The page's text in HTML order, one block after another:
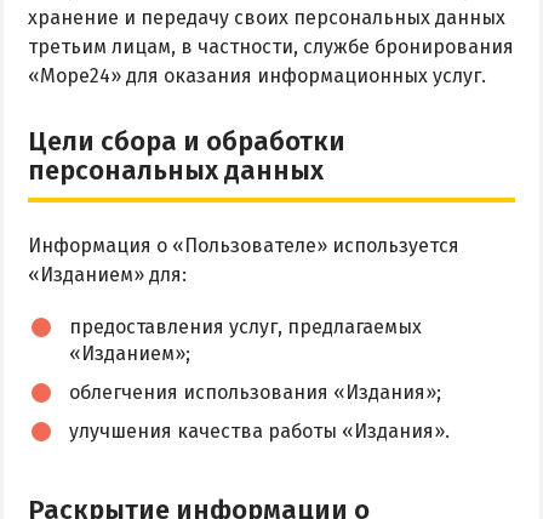
Аквапарк
Дельфинарий
Виндсерфинг
Рыбалка
ДОСТОПРИМЕЧАТЕЛЬНОСТИ
Памятники и скульптуры
Приморская площадь
Бердянские маяки
хранение и передачу своих персональных данных
третьим лицам, в частности, службе бронирования
«Море24» для оказания информационных услуг.
Цели сбора и обработки
персональных данных
Информация о «Пользователе» используется
«Изданием» для:
предоставления услуг, предлагаемых
«Изданием»;
облегчения использования «Издания»;
улучшения качества работы «Издания».
Раскрытие информации о